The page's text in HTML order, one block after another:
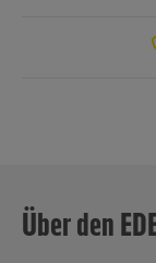
in Sachen
Über den